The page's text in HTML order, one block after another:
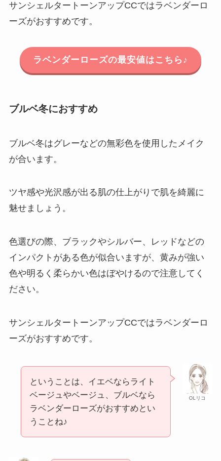
サンシェルタートーンアップCCではラベンダーロ
ーズがおすすめです。
ラベンダーローズの最安値はこちら♪
ブルベ冬におすすめ
ブルベ冬はグレーなどの無彩色を使用したメイク
が合います。
ツヤ感や光沢感が出る肌の仕上がりで肌を綺麗に
魅せましょう。
色選びの際、ブラックやシルバー、レッドなどの
インパクトがある色が似合いますが、黄みが強い
色や明るく柔らかい色はぼやけるので注意してく
ださい。
サンシェルタートーンアップCCではラベンダーロ
ーズがおすすめです。
OLリコ
ということは、イエベならライト
ベージュやベージュ、ブルベなら
ラベンダーローズがおすすめとい
うことね♪